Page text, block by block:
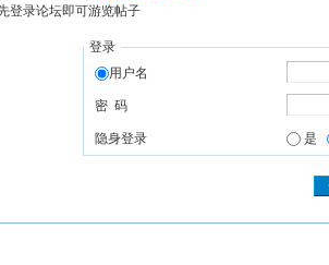
登录论坛即可游览帖子
登录
用户名
密 码
隐身登录 是